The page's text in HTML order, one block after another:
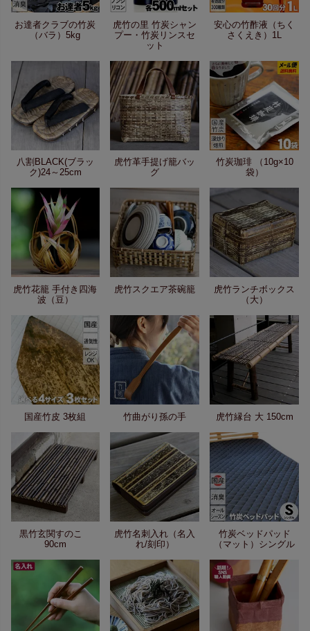
お達者クラブの竹炭
（バラ）5kg
虎竹の里 竹炭シャン
プー・竹炭リンスセ
ット
安心の竹酢液（ちく
さくえき）1L
八割BLACK(ブラッ
ク)24～25cm
虎竹革手提げ籠バッ
グ
竹炭珈琲 （10g×10
袋）
虎竹花籠 手付き四海
波（豆）
虎竹スクエア茶碗籠
虎竹ランチボックス
（大）
国産竹皮 3枚組 竹曲がり孫の手 虎竹縁台 大 150cm
黒竹玄関すのこ
90cm
虎竹名刺入れ（名入
れ/刻印）
竹炭ベッドパッド
（マット）シングル